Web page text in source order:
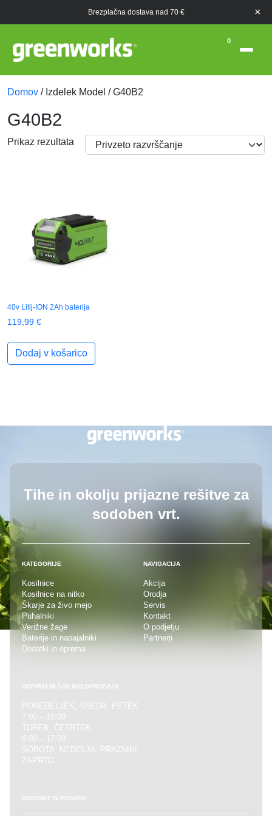
Brezplačna dostava nad 70 € ×
0
Domov / Izdelek Model / G40B2
G40B2
Prikaz rezultata
40v Litij-ION 2Ah baterija
119,99 €
Dodaj v košarico
Tihe in okolju prijazne rešitveza
sodoben vrt.
KATEGORIJE
Kosilnice
Kosilnice na nitko
Škarje za živo mejo
Puhalniki
Verižne žage
Baterije in napajalniki
Dodatki in oprema
NAVIGACIJA
Akcija
Orodja
Servis
Kontakt
O podjetju
Partnerji
ODPIRALNI ČAS MALOPRODAJA
PONEDELJEK, SREDA, PETEK
7:00 – 15:00
TOREK, ČETRTEK
9:00 – 17:00
SOBOTA, NEDELJA, PRAZNIKI
ZAPRTO
KONTAKT IN PODATKI